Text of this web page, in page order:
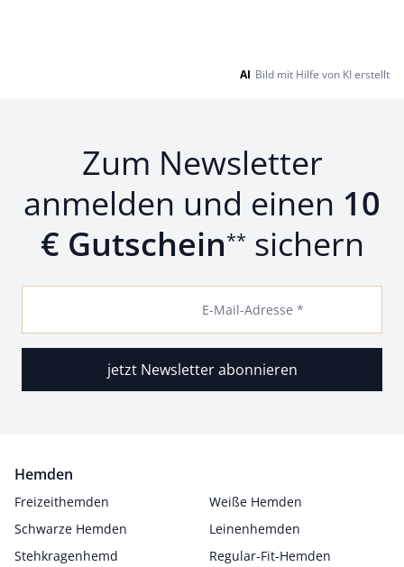
AI Bild mit Hilfe von KI erstellt
Zum Newsletter
anmelden und einen 10
€ Gutschein** sichern
E-Mail-Adresse *
jetzt Newsletter abonnieren
Hemden
Freizeithemden
Weiße Hemden
Schwarze Hemden
Leinenhemden
Stehkragenhemd
Regular-Fit-Hemden